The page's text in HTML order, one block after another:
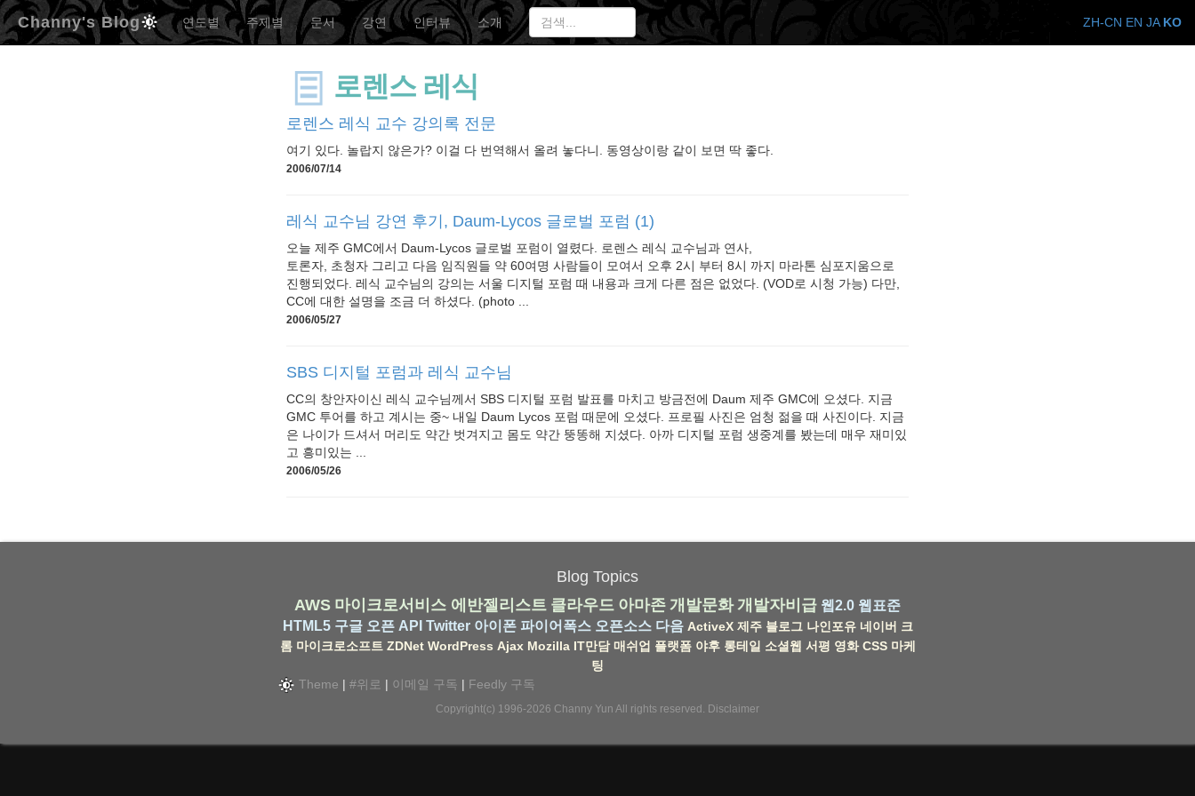
Channy's Blog 연도별 주제별 문서 강연 인터뷰 소개
로렌스 레식
로렌스 레식 교수 강의록 전문
여기 있다. 놀랍지 않은가? 이걸 다 번역해서 올려 놓다니. 동영상이랑 같이 보면 딱 좋다.
2006/07/14
레식 교수님 강연 후기, Daum-Lycos 글로벌 포럼 (1)
오늘 제주 GMC에서 Daum-Lycos 글로벌 포럼이 열렸다. 로렌스 레식 교수님과 연사,
토론자, 초청자 그리고 다음 임직원들 약 60여명 사람들이 모여서 오후 2시 부터 8시 까지 마라톤 심포지움으로
진행되었다. 레식 교수님의 강의는 서울 디지털 포럼 때 내용과 크게 다른 점은 없었다. (VOD로 시청 가능) 다만,
CC에 대한 설명을 조금 더 하셨다. (photo ...
2006/05/27
SBS 디지털 포럼과 레식 교수님
CC의 창안자이신 레식 교수님께서 SBS 디지털 포럼 발표를 마치고 방금전에 Daum 제주 GMC에 오셨다. 지금
GMC 투어를 하고 계시는 중~ 내일 Daum Lycos 포럼 때문에 오셨다. 프로필 사진은 엄청 젊을 때 사진이다. 지금
은 나이가 드셔서 머리도 약간 벗겨지고 몸도 약간 뚱똥해 지셨다. 아까 디지털 포럼 생중계를 봤는데 매우 재미있
고 흥미있는 ...
2006/05/26
Blog Topics
AWS 마이크로서비스 에반젤리스트 클라우드 아마존 개발문화 개발자비급 웹2.0 웹표준
HTML5 구글 오픈 API Twitter 아이폰 파이어폭스 오픈소스 다음 ActiveX 제주 블로그 나인포유 네이버 크
롬 마이크로소프트 ZDNet WordPress Ajax Mozilla IT만담 매쉬업 플랫폼 야후 롱테일 소셜웹 서평 영화 CSS 마케
팅
Theme | #위로 | 이메일 구독 | Feedly 구독
Copyright(c) 1996-2026 Channy Yun All rights reserved. Disclaimer
ZH-CN EN JA KO